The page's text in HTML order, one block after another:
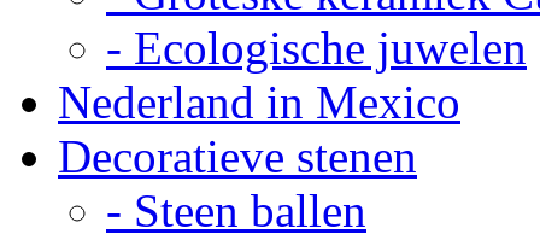
- Ecologische juwelen
Nederland in Mexico
Decoratieve stenen
- Steen ballen